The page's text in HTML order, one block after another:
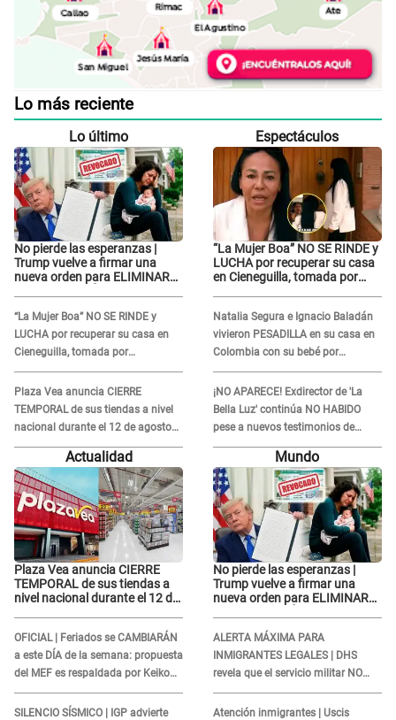
Lo más reciente
Lo último
No pierde las esperanzas |
Trump vuelve a firmar una
nueva orden para ELIMINAR
“La Mujer Boa” NO SE RINDE y
LUCHA por recuperar su casa en
Cieneguilla, tomada por
extranjeros: “Son 26 años que
vengo luchando...”
Plaza Vea anuncia CIERRE
TEMPORAL de sus tiendas a nivel
nacional durante el 12 de agosto
por este MOTIVO
Espectáculos
“La Mujer Boa” NO SE RINDE y
LUCHA por recuperar su casa
en Cieneguilla, tomada por
Natalia Segura e Ignacio Baladán
vivieron PESADILLA en su casa en
Colombia con su bebé por
TERREMOTO: "El vidrio se..."
¡NO APARECE! Exdirector de 'La
Bella Luz' continúa NO HABIDO
pese a nuevos testimonios de
EXINTEGRANTES sobre acoso
Actualidad
Plaza Vea anuncia CIERRE
TEMPORAL de sus tiendas a
nivel nacional durante el 12 de
OFICIAL | Feriados se CAMBIARÁN
a este DÍA de la semana: propuesta
del MEF es respaldada por Keiko
Fujimori
SILENCIO SÍSMICO | IGP advierte
Mundo
No pierde las esperanzas |
Trump vuelve a firmar una
nueva orden para ELIMINAR
ALERTA MÁXIMA PARA
INMIGRANTES LEGALES | DHS
revela que el servicio militar NO
PROTEGE a tus familiares de una
DEPORTACIÓN
Atención inmigrantes | Uscis